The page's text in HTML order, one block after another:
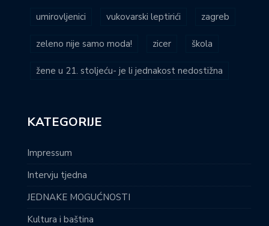
umirovljenici vukovarski leptirići zagreb
zeleno nije samo moda! zicer škola
žene u 21. stoljeću- je li jednakost nedostižna
KATEGORIJE
Impressum
Intervju tjedna
JEDNAKE MOGUĆNOSTI
Kultura i baština